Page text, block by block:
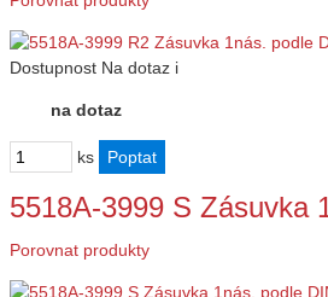
Dostupnost Na dotaz i
na dotaz
ks
5518A-3999 S
Porovnat produkty